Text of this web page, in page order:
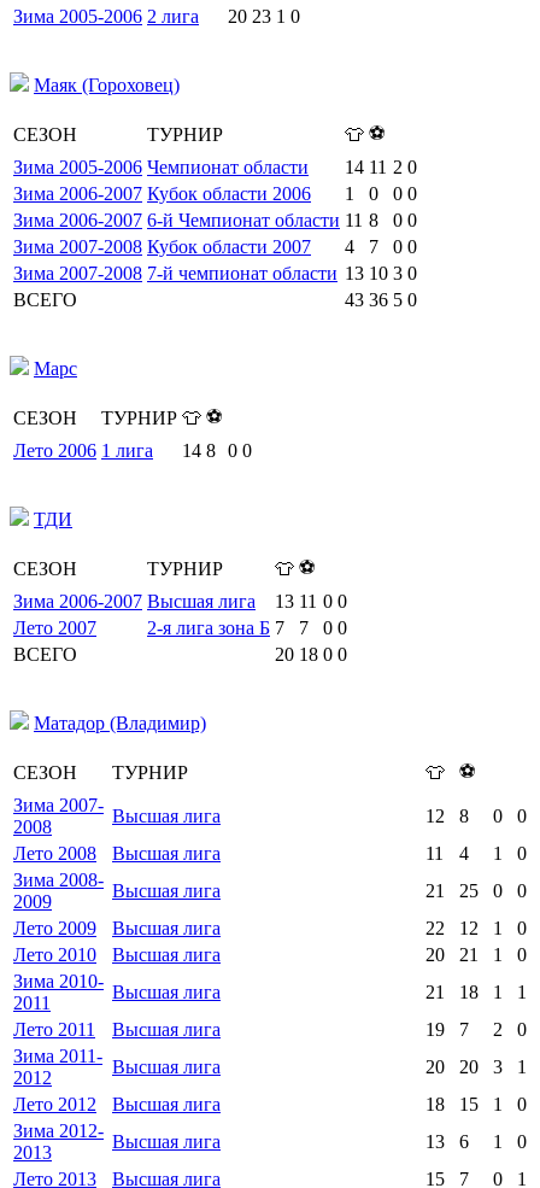
Зима 2005-2006 2 лига 20 23 1 0
Маяк (Гороховец)
СЕЗОН ТУРНИР 👕 ⚽
Зима 2005-2006 Чемпионат области 14 11 2 0
Зима 2006-2007 Кубок области 2006 1 0 0 0
Зима 2006-2007 6-й Чемпионат области 11 8 0 0
Зима 2007-2008 Кубок области 2007 4 7 0 0
Зима 2007-2008 7-й чемпионат области 13 10 3 0
ВСЕГО
43 36 5 0
Марс
СЕЗОН ТУРНИР 👕 ⚽
Лето 2006 1 лига 14 8 0 0
ТДИ
СЕЗОН ТУРНИР 👕 ⚽
Зима 2006-2007 Высшая лига 13 11 0 0
Лето 2007
2-я лига зона Б 7 7 0 0
ВСЕГО
20 18 0 0
Матадор (Владимир)
СЕЗОН ТУРНИР 👕
⚽
Зима 2007-
2008
Высшая лига 12 8 0
0
Лето 2008
Высшая лига 11 4 1
0
Зима 2008-
2009
Высшая лига 21 25 0
0
Лето 2009
Высшая лига 22 12 1
0
Лето 2010
Высшая лига 20 21 1
0
Зима 2010-
2011
Высшая лига 21 18 1
1
Лето 2011
Высшая лига 19 7 2
0
Зима 2011-
2012
Высшая лига 20 20 3
1
Лето 2012
Высшая лига 18 15 1
0
Зима 2012-
2013
Высшая лига 13 6 1
0
Лето 2013
Высшая лига 15 7 0
1